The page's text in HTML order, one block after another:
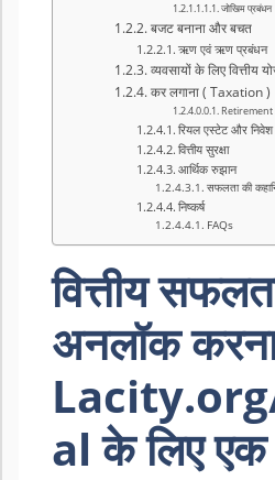
जोखिम प्रबंधन
बजट बनाना और बचत
ऋण एवं ऋण प्रबंधन
व्यवसायों के लिए वित्तीय
कर लगाना ( Taxation )
रियल एस्टेट और निवेश
वित्तीय सुरक्षा
आर्थिक रुझान
सफलता की
निष्कर्ष
FAQs
वित्तीय
अनलॉक
al के लिए एक